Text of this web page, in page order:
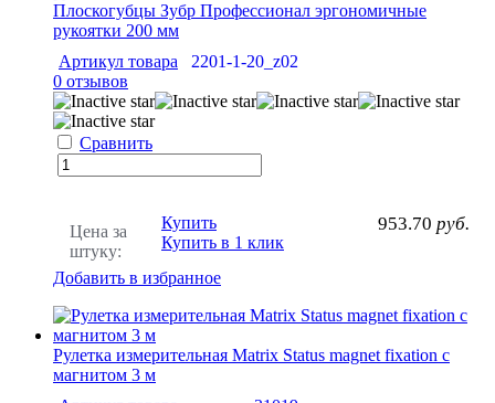
Плоскогубцы Зубр Профессионал эргономичные
рукоятки 200 мм
Артикул товара
2201-1-20_z02
0 отзывов
Сравнить
Цена за
штуку:
953.70 руб.
Купить
Купить в 1 клик
Добавить в избранное
Рулетка измерительная Matrix Status magnet fixation с
магнитом 3 м